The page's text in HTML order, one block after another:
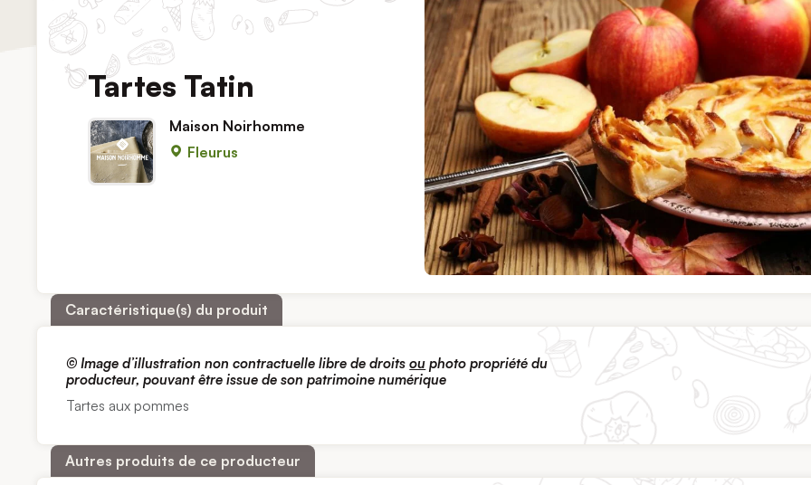
Tartes Tatin
Maison Noirhomme
Fleurus
Caractéristique(s) du produit
© Image d’illustration non contractuelle libre de droits ou photo propriété du
producteur, pouvant être issue de son patrimoine numérique
Tartes aux pommes
Autres produits de ce producteur